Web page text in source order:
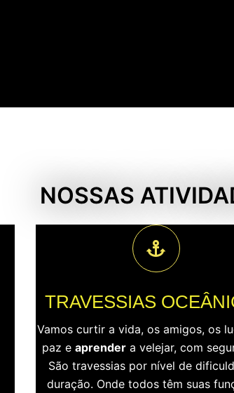
NOSSAS
TRAVESSIAS
Vamos curtir a vida, os amigos, os
paz eaprender a velejar, com
São travessias por nível de
duração. Onde todos têm suas